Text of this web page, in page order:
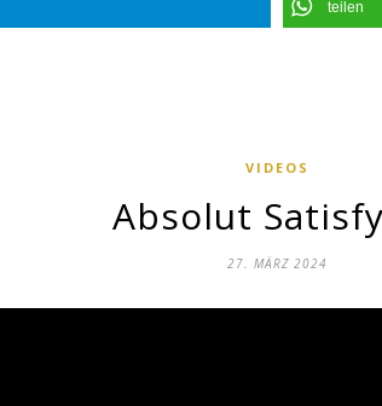
teilen
VIDEOS
Absolut
27. MÄRZ 2024